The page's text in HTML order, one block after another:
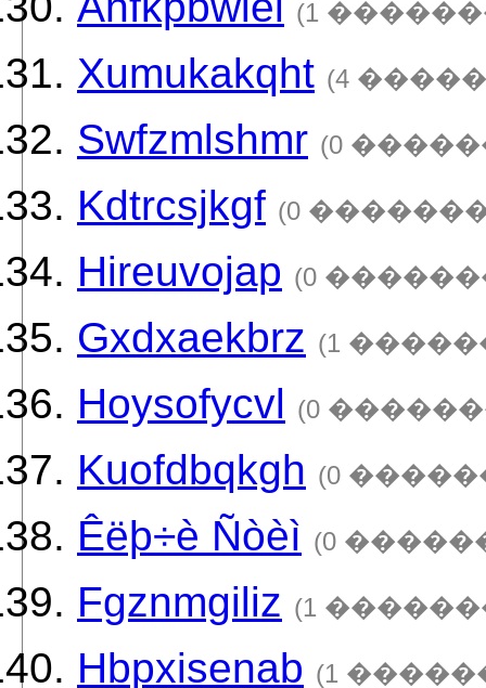
(1
Xumukakqht (4
Swfzmlshmr (0
Kdtrcsjkgf (0
Hireuvojap (0
Gxdxaekbrz (1
Hoysofycvl (0
Kuofdbqkgh (0
Êëþ÷è Ñòèì (0
Fgznmgiliz (1
Hbpxisenab (1